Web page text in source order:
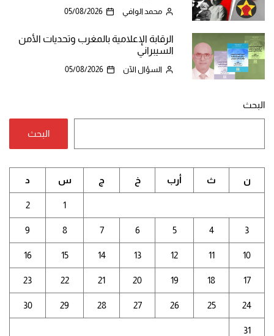
محمد الوافي 05/08/2026
الرقابة الإعلامية بالمغرب وتحديات الأمن
السيبراني
السؤال الآن 05/08/2026
البحث
البحث
ن ث أرب خ ج س د
1
2
3
4
5
6
7
8
9
10
11
12
13
14
15
16
17
18
19
20
21
22
23
24
25
26
27
28
29
30
31